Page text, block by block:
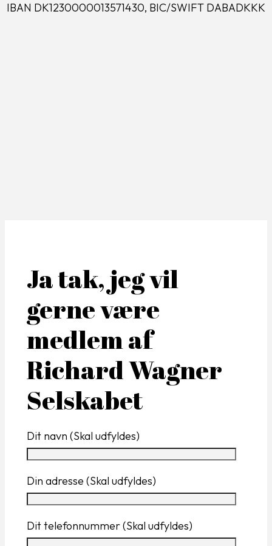
IBAN DK1230000013571430, BIC/SWIFT DABADKKK
Ja tak, jeg vil
gerne være
medlem af
Richard Wagner
Selskabet
Dit navn (Skal udfyldes)
Din adresse (Skal udfyldes)
Dit telefonnummer (Skal udfyldes)